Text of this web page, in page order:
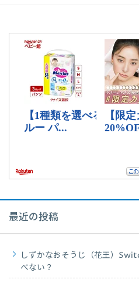
最近の投稿
しずかなおそうじ（花王）
べない？